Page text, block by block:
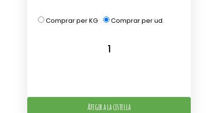
Comprar per KG Comprar per ud.
Afegir a la cistella